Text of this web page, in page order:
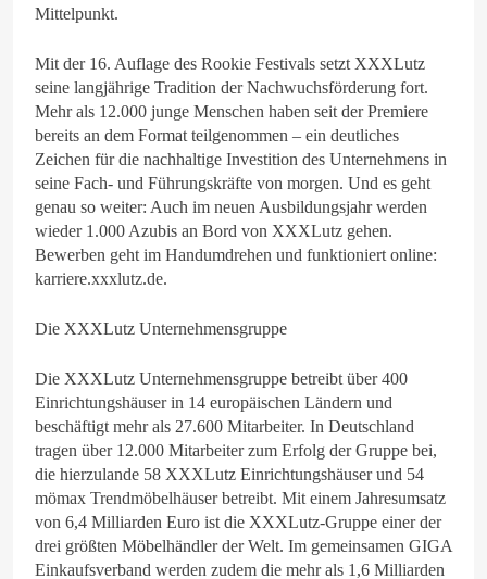
Mittelpunkt.
Mit der 16. Auflage des Rookie Festivals setzt XXXLutz
seine langjährige Tradition der Nachwuchsförderung fort.
Mehr als 12.000 junge Menschen haben seit der Premiere
bereits an dem Format teilgenommen – ein deutliches
Zeichen für die nachhaltige Investition des Unternehmens in
seine Fach- und Führungskräfte von morgen. Und es geht
genau so weiter: Auch im neuen Ausbildungsjahr werden
wieder 1.000 Azubis an Bord von XXXLutz gehen.
Bewerben geht im Handumdrehen und funktioniert online:
karriere.xxxlutz.de.
Die XXXLutz Unternehmensgruppe
Die XXXLutz Unternehmensgruppe betreibt über 400
Einrichtungshäuser in 14 europäischen Ländern und
beschäftigt mehr als 27.600 Mitarbeiter. In Deutschland
tragen über 12.000 Mitarbeiter zum Erfolg der Gruppe bei,
die hierzulande 58 XXXLutz Einrichtungshäuser und 54
mömax Trendmöbelhäuser betreibt. Mit einem Jahresumsatz
von 6,4 Milliarden Euro ist die XXXLutz-Gruppe einer der
drei größten Möbelhändler der Welt. Im gemeinsamen GIGA
Einkaufsverband werden zudem die mehr als 1,6 Milliarden